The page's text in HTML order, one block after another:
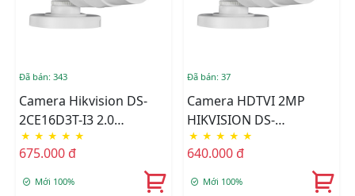
Đã bán: 343
Camera Hikvision DS-
2CE16D3T-I3 2.0
Megapixel
★ ★ ★ ★ ★
675.000 đ
Mới 100%
Đã bán: 37
Camera HDTVI 2MP
HIKVISION DS-
2CE16D3T-I3P
★ ★ ★ ★ ★
640.000 đ
Mới 100%